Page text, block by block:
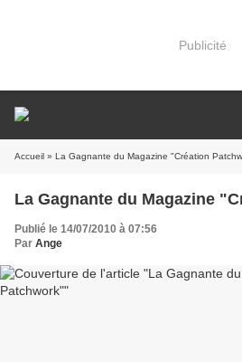
Publicité
Accueil » La Gagnante du Magazine "Création
La Gagnante du Magazine
Publié le 14/07/2010 à 07:56
Par Ange